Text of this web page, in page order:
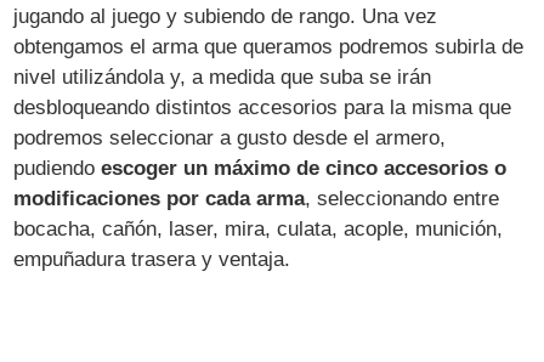
jugando al juego y subiendo de rango. Una vez
obtengamos el arma que queramos podremos subirla de
nivel utilizándola y, a medida que suba se irán
desbloqueando distintos accesorios para la misma que
podremos seleccionar a gusto desde el armero,
pudiendoescoger un máximo de cinco accesorios o
modificaciones por cada arma, seleccionando entre
bocacha, cañón, laser, mira, culata, acople, munición,
empuñadura trasera y ventaja.